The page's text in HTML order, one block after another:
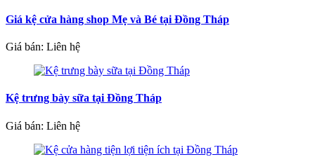
Giá kệ cửa hàng shop Mẹ và Bé tại Đồng Tháp
Giá bán: Liên hệ
Kệ trưng bày sữa tại Đồng Tháp
Giá bán: Liên hệ